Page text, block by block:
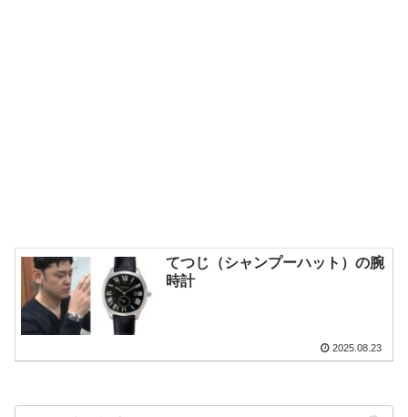
てつじ（シャンプーハット）の腕
時計
2025.08.23